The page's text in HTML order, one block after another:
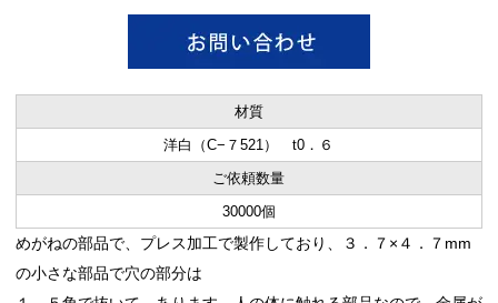
材質
洋白（C−７521） t0．６
ご依頼数量
30000個
めがねの部品で、プレス加工で製作しており、３．７×４．７mm
の小さな部品で穴の部分は